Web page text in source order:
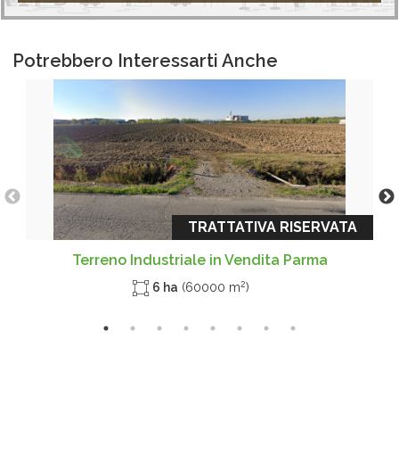
Potrebbero Interessarti Anche
TRATTATIVA RISERVATA
Terreno Industriale in Vendita Parma
6 ha (60000 m2)